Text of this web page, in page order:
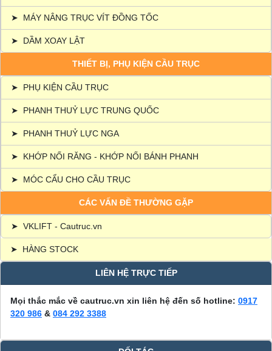
➤ MÁY NÂNG TRỤC VÍT ĐỒNG TỐC
➤ DẦM XOAY LẬT
THIẾT BỊ, PHỤ KIỆN CẦU TRỤC
➤ PHỤ KIỆN CẦU TRỤC
➤ PHANH THUỶ LỰC TRUNG QUỐC
➤ PHANH THUỶ LỰC NGA
➤ KHỚP NỐI RĂNG - KHỚP NỐI BÁNH PHANH
➤ MÓC CẨU CHO CẦU TRỤC
CÁC VẤN ĐỀ THƯỜNG GẶP
➤ VKLIFT - Cautruc.vn
➤ HÀNG STOCK
LIÊN HỆ TRỰC TIẾP
Mọi thắc mắc về cautruc.vn xin liên hệ đến số hotline: 0917
320 986 & 084 292 3388